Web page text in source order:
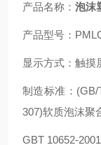
产品名称： 泡沫
产品型号：
显示方式：触摸
制造标准：(GB/
307)软质泡沫聚
GBT 10652-